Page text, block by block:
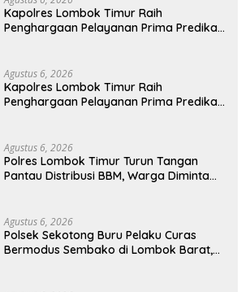
Kapolres Lombok Timur Raih
Penghargaan Pelayanan Prima Predikat
Agustus 6, 2026
Kapolres Lombok Timur Raih
Penghargaan Pelayanan Prima Predikat
Agustus 6, 2026
Polres Lombok Timur Turun Tangan
Pantau Distribusi BBM, Warga Diminta
Agustus 6, 2026
Polsek Sekotong Buru Pelaku Curas
Bermodus Sembako di Lombok Barat,